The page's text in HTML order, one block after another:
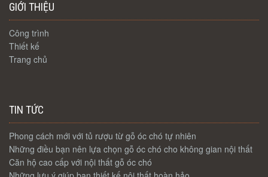
GIỚI THIỆU
Công trình
Thiết kế
Trang chủ
TIN TỨC
Phong cách mới với tủ rượu từ gỗ óc chó tự nhiên
Những điều bạn nên lựa chọn gỗ óc chó cho không gian nội thất
Căn hộ cao cấp với nội thất gỗ óc chó